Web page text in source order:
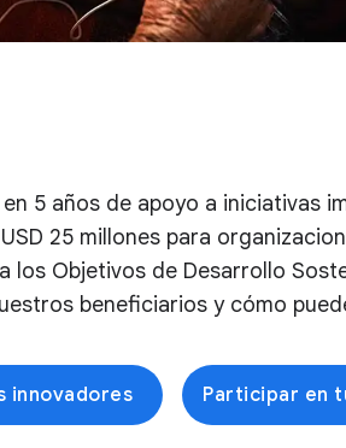
5 años de apoyo a iniciativas
25 millones para
los Objetivos de Desarrollo
beneficiarios y cómo
innovadores Participar en